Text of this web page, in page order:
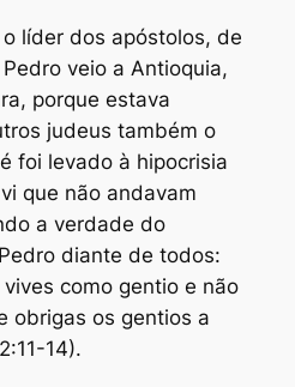
líder dos apóstolos, de
veio a Antioquia,
porque estava
judeus também o
foi levado à hipocrisia
que não andavam
a verdade do
diante de todos:
como gentio e não
obrigas os gentios a
14).